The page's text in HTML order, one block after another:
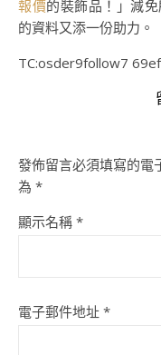
報價的裝飾品！」減
的資料又添一份助力。
TC:osder9follow7
發佈留言必須填寫的電
為 *
顯示名稱 *
電子郵件地址 *